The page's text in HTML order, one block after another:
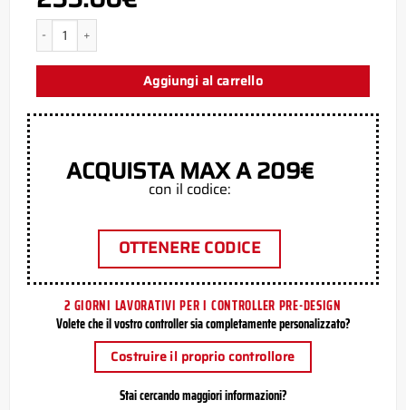
Waifu PS5 Aim Controller quantità
Aggiungi al carrello
ACQUISTA MAX A 209€
con il codice:
OTTENERE CODICE
2 GIORNI LAVORATIVI PER I CONTROLLER PRE-DESIGN
Volete che il vostro controller sia completamente personalizzato?
Costruire il proprio controllore
Stai cercando maggiori informazioni?